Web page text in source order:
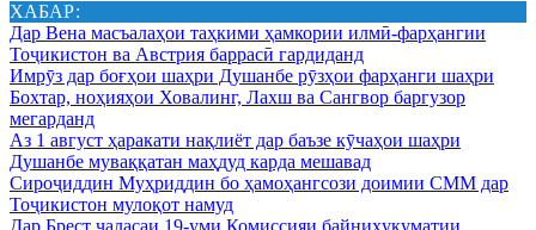
ХАБАР:
Дар Вена масъалаҳои таҳкими ҳамкории илмӣ-фарҳангии
Тоҷикистон ва Австрия баррасӣ гардиданд
Имрӯз дар боғҳои шаҳри Душанбе рӯзҳои фарҳанги шаҳри
Бохтар, ноҳияҳои Ховалинг, Лахш ва Сангвор баргузор
мегарданд
Аз 1 август ҳаракати нақлиёт дар баъзе кӯчаҳои шаҳри
Душанбе муваққатан маҳдуд карда мешавад
Сироҷиддин Муҳриддин бо ҳамоҳангсози доимии СММ дар
Тоҷикистон мулоқот намуд
Дар Брест ҷаласаи 19-уми Комиссияи байниҳукуматии